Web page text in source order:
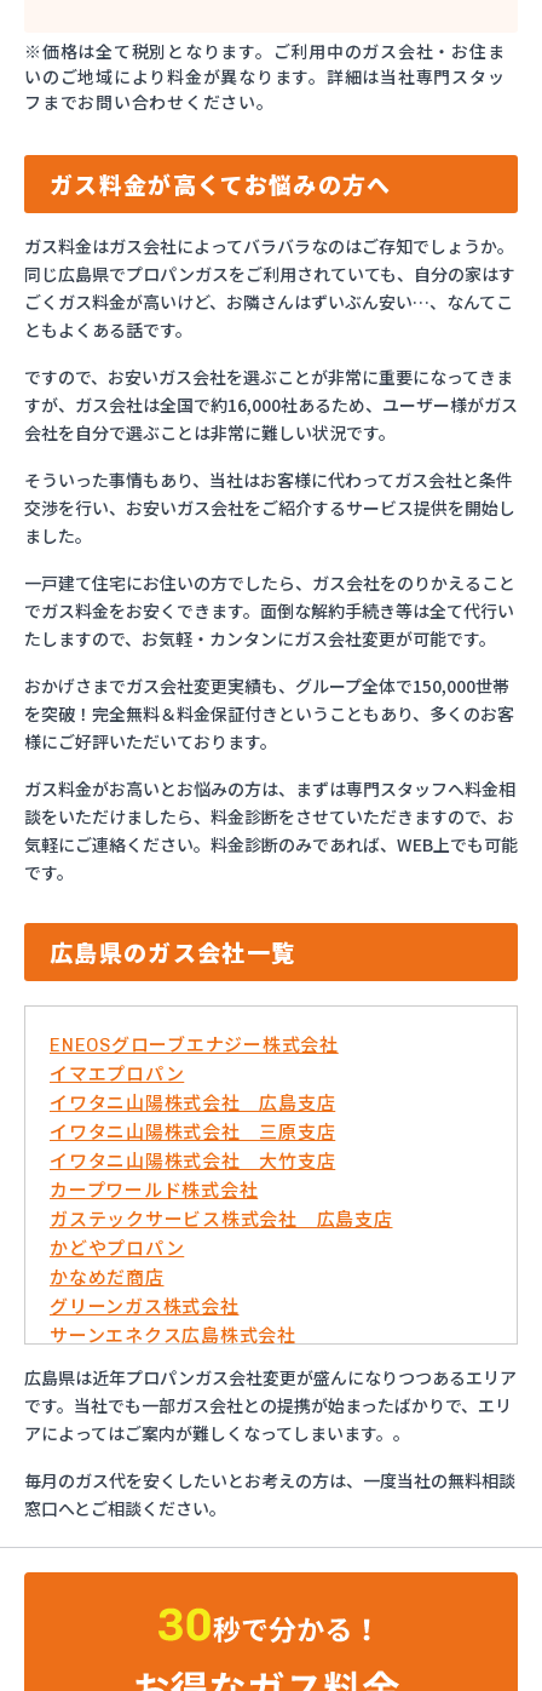
※価格は全て税別となります。ご利用中のガス会社・お住ま
いのご地域により料金が異なります。詳細は当社専門スタッ
フまでお問い合わせください。
ガス料金が高くてお悩みの方へ
ガス料金はガス会社によってバラバラなのはご存知でしょうか。
同じ広島県でプロパンガスをご利用されていても、自分の家はす
ごくガス料金が高いけど、お隣さんはずいぶん安い…、なんてこ
ともよくある話です。
ですので、お安いガス会社を選ぶことが非常に重要になってきま
すが、ガス会社は全国で約16,000社あるため、ユーザー様がガス
会社を自分で選ぶことは非常に難しい状況です。
そういった事情もあり、当社はお客様に代わってガス会社と条件
交渉を行い、お安いガス会社をご紹介するサービス提供を開始し
ました。
一戸建て住宅にお住いの方でしたら、ガス会社をのりかえること
でガス料金をお安くできます。面倒な解約手続き等は全て代行い
たしますので、お気軽・カンタンにガス会社変更が可能です。
おかげさまでガス会社変更実績も、グループ全体で150,000世帯
を突破！完全無料＆料金保証付きということもあり、多くのお客
様にご好評いただいております。
ガス料金がお高いとお悩みの方は、まずは専門スタッフへ料金相
談をいただけましたら、料金診断をさせていただきますので、お
気軽にご連絡ください。料金診断のみであれば、WEB上でも可能
です。
広島県のガス会社一覧
ENEOSグローブエナジー株式会社
イマエプロパン
イワタニ山陽株式会社 広島支店
イワタニ山陽株式会社 三原支店
イワタニ山陽株式会社 大竹支店
カープワールド株式会社
ガステックサービス株式会社 広島支店
かどやプロパン
かなめだ商店
グリーンガス株式会社
サーンエネクス広島株式会社
さくらBIM株式会社
ダイネン株式会社広島営業所
トーショク
やぶねハウビン株式会社 LPガス事業所
（YAVNE・HOUVIN）
ユニオンフォレスト株式会社 本社
安藤プロパン
広島県は近年プロパンガス会社変更が盛んになりつつあるエリア
です。当社でも一部ガス会社との提携が始まったばかりで、エリ
アによってはご案内が難しくなってしまいます。。
毎月のガス代を安くしたいとお考えの方は、一度当社の無料相談
窓口へとご相談ください。